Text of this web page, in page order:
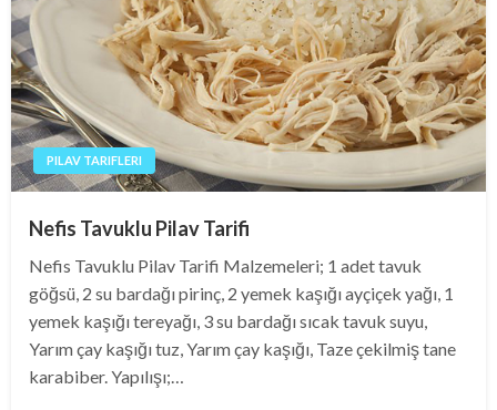
PILAV TARIFLERI
Nefis Tavuklu Pilav Tarifi
Nefis Tavuklu Pilav Tarifi Malzemeleri; 1 adet tavuk
göğsü, 2 su bardağı pirinç, 2 yemek kaşığı ayçiçek yağı, 1
yemek kaşığı tereyağı, 3 su bardağı sıcak tavuk suyu,
Yarım çay kaşığı tuz, Yarım çay kaşığı, Taze çekilmiş tane
karabiber. Yapılışı;…